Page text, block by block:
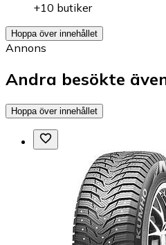
+10 butiker
Hoppa över innehållet
Annons
Andra besökte
Hoppa över innehållet